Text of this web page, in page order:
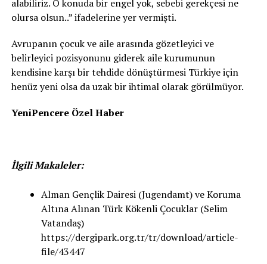
alabiliriz. O konuda bir engel yok, sebebi gerekçesi ne
olursa olsun..” ifadelerine yer vermişti.
Avrupanın çocuk ve aile arasında gözetleyici ve
belirleyici pozisyonunu giderek aile kurumunun
kendisine karşı bir tehdide dönüştürmesi Türkiye için
henüz yeni olsa da uzak bir ihtimal olarak görülmüyor.
YeniPencere Özel Haber
İlgili Makaleler:
Alman Gençlik Dairesi (Jugendamt) ve Koruma
Altına Alınan Türk Kökenli Çocuklar (Selim
Vatandaş)
https://dergipark.org.tr/tr/download/article-
file/43447